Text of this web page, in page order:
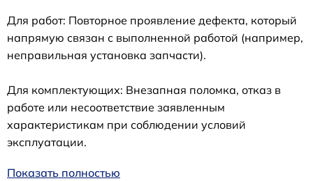
Для работ: Повторное проявление дефекта, который
напрямую связан с выполненной работой (например,
неправильная установка запчасти).
Для комплектующих: Внезапная поломка, отказ в
работе или несоответствие заявленным
характеристикам при соблюдении условий
эксплуатации.
Показать полностью